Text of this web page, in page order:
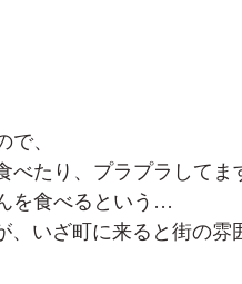
、
たり、プラプラしてま
を食べるという…
、いざ町に来ると街の